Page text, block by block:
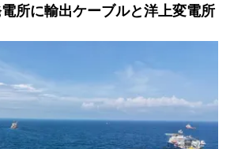
所に輸出ケーブルと洋上変電所